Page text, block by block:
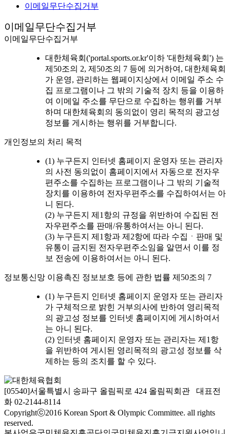
이메일무단수집거부
이메일무단수집거부
이메일무단수집거부
대한체육회('portal.sports.or.kr'이하 '대한체육회') 는
제50조의 2, 제50조의 7 등에 의거하여, 대한체육회
가 운영, 관리하는 웹페이지상에서 이메일 주소 수
집 프로그램이나 그 밖의 기술적 장치 등을 이용하
여 이메일 주소를 무단으로 수집하는 행위를 거부
하며 대한체육회의 동의없이 영리 목적의 광고성
정보를 게시하는 행위를 거부합니다.
개인정보의 처리 목적
(1) 누구든지 인터넷 홈페이지 운영자 또는 관리자
의 사전 동의없이 홈페이지에서 자동으로 전자우
편주소를 수집하는 프로그램이나 그 밖의 기술적
장치를 이용하여 전자우편주소를 수집하여서는 아
니 된다.
(2) 누구든지 제1항의 규정을 위반하여 수집된 전
자우편주소를 판매/유통하여서는 아니 된다.
(3) 누구든지 제1항과 제2항에 따라 수집ㆍ판매 및
유통이 금지된 전자우편주소임을 알면서 이를 정
보 전송에 이용하여서는 아니 된다.
정보통신망 이용촉진 정보보호 등에 관한 법률 제50조의 7
(1) 누구든지 인터넷 홈페이지 운영자 또는 관리자
가 구체적으로 밝힌 거부의사에 반하여 영리목적
의 광고성 정보를 인터넷 홈페이지에 게시하여서
는 아니 된다.
(2) 인터넷 홈페이지 운영자 또는 관리자는 제1항
을 위반하여 게시된 영리목적의 광고성 정보를 삭
제하는 등의 조치를 할 수 있다.
[05540]서울특별시 송파구 올림픽로 424 올림픽회관 대표전
화 02-2144-8114
Copyrightⓒ2016 Korean Sport & Olympic Committee. all rights
reserved.